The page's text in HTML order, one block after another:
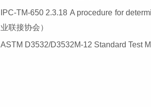
IPC-TM-650 2.3.18 A procedure for
业联接协会）
ASTM D3532/D3532M-12 Standard Test